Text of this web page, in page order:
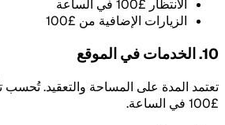
الانتظار £100 في الساعة
الزيارات الإضافية من £100
10. الخدمات في الموقع
تعتمد المدة على المساحة والتعقيد. تُحسب
£100 في الساعة.